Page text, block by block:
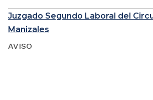
Juzgado Segundo Laboral del
Manizales
AVISO